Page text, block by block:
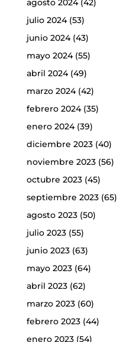
agosto 2024(42)
julio 2024(53)
junio 2024(43)
mayo 2024(55)
abril 2024(49)
marzo 2024(42)
febrero 2024(35)
enero 2024(39)
diciembre 2023(40)
noviembre 2023(56)
octubre 2023(45)
septiembre 2023(65)
agosto 2023(50)
julio 2023(55)
junio 2023(63)
mayo 2023(64)
abril 2023(62)
marzo 2023(60)
febrero 2023(44)
enero 2023(54)